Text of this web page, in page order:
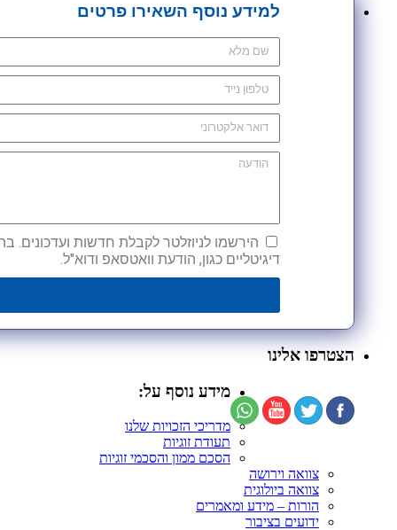
למידע נוסף השאירו פרטים
הירשמו לניוזלטר לקבלת חדשות ועדכונים.
דיגיטליים כגון, הודעת וואטסאפ ודוא"ל.
הצטרפו אלינו
מידע נוסף על:
מדריכי הזכויות שלנו
תעודת זוגיות
הסכם ממון והסכמי זוגיות
צוואה וירושה
צוואה ביולוגית
הורות – מידע ומאמרים
ידועים בציבור